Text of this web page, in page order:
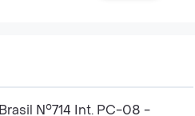
N°714 Int. PC-08 -